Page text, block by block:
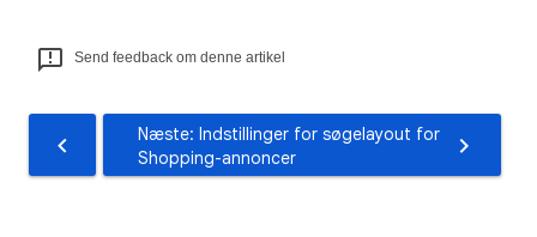
Send feedback om denne artikel
Næste: Indstillinger for søgelayout for
Shopping-annoncer